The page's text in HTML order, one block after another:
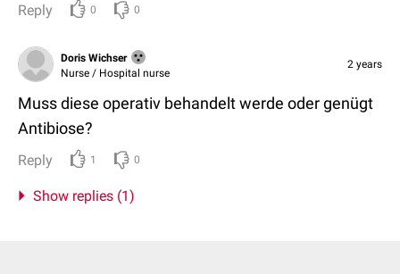
Reply 0 0
Doris Wichser
Nurse / Hospital nurse
2 years
Muss diese operativ behandelt werde oder genügt
Antibiose?
Reply 1 0
Show replies (1)